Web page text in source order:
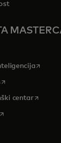
new tab
opens
opens in a new tab
centaropens
in a new tab